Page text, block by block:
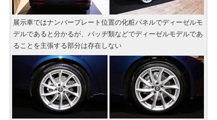
展示車ではナンバープレート位置の化粧パネルでディーゼルモ
デルであると分かるが、バッヂ類などでディーゼルモデルであ
ることを主張する部分は存在しない